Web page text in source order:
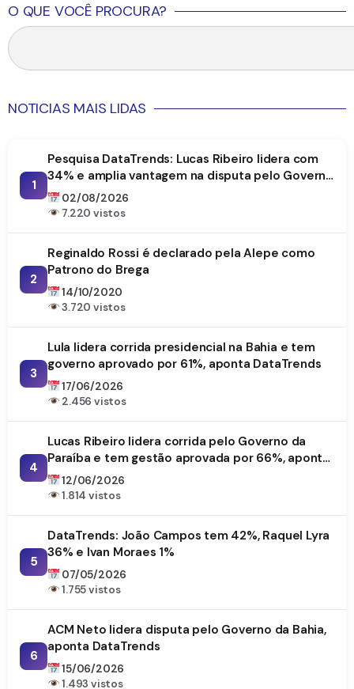
O QUE VOCÊ PROCURA?
NOTICIAS MAIS LIDAS
1
Pesquisa DataTrends: Lucas Ribeiro lidera com
34% e amplia vantagem na disputa pelo Governo
da Paraíba
02/08/2026
7.220 vistos
2
Reginaldo Rossi é declarado pela Alepe como
Patrono do Brega
14/10/2020
3.720 vistos
3
Lula lidera corrida presidencial na Bahia e tem
governo aprovado por 61%, aponta DataTrends
17/06/2026
2.456 vistos
4
Lucas Ribeiro lidera corrida pelo Governo da
Paraíba e tem gestão aprovada por 66%, aponta
DataTrends
12/06/2026
1.814 vistos
5
DataTrends: João Campos tem 42%, Raquel Lyra
36% e Ivan Moraes 1%
07/05/2026
1.755 vistos
6
ACM Neto lidera disputa pelo Governo da Bahia,
aponta DataTrends
15/06/2026
1.493 vistos